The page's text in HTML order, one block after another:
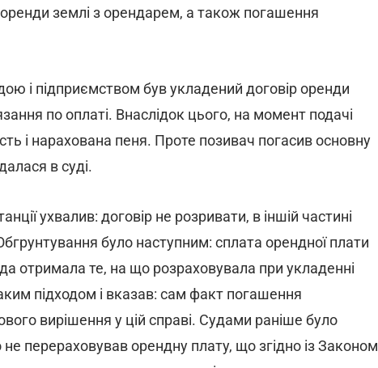
землі з орендарем, а також погашення
і підприємством був укладений договір оренди
по оплаті. Внаслідок цього, на момент подачі
і нарахована пеня. Проте позивач погасив основну
в суді.
ухвалив: договір не розривати, в іншій частині
було наступним: сплата орендної плати
отримала те, на що розраховувала при укладенні
підходом і вказав: сам факт погашення
вирішення у цій справі. Судами раніше було
перераховував орендну плату, що згідно із Законом